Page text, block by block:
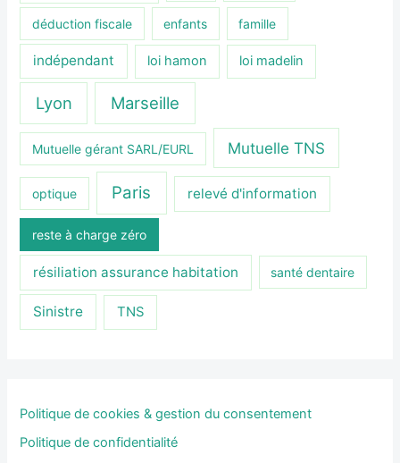
déduction fiscale enfants famille
indépendant loi hamon loi madelin
Lyon Marseille
Mutuelle gérant SARL/EURL Mutuelle TNS
optique Paris relevé d'information
reste à charge zéro
résiliation assurance habitation santé dentaire
Sinistre TNS
Politique de cookies & gestion du consentement
Politique de confidentialité